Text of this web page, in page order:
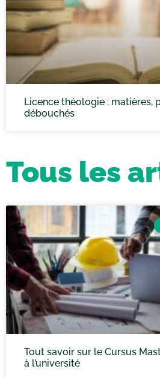
Licence théologie : matières,
débouchés
Tous les
Tout savoir sur le Cursus
à l’université